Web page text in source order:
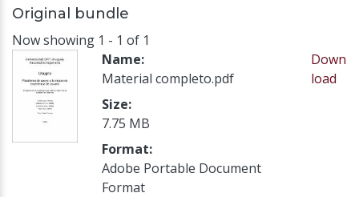
Original bundle
Now showing 1 - 1 of 1
Name:
Material completo.pdf
Size:
7.75 MB
Format:
Adobe Portable Document
Format
Down
load